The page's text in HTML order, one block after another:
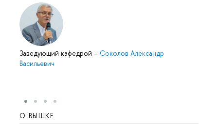
Заведующий кафедрой – Соколов Александр
Васильевич
О ВЫШКЕ